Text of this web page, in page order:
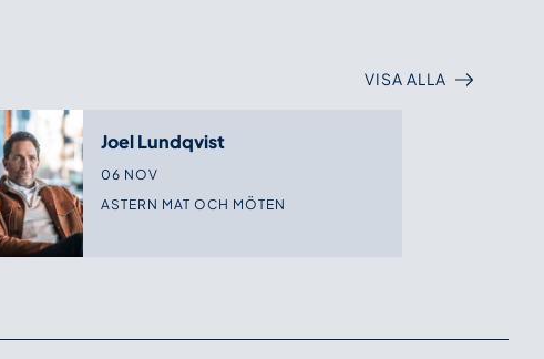
VISA ALLA
Joel Lundqvist
06 NOV
ASTERN MAT OCH MÖTEN